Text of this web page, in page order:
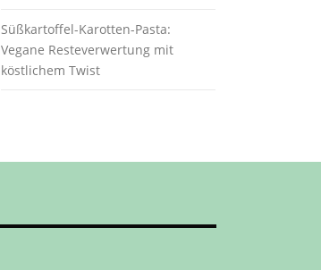
Süßkartoffel-Karotten-Pasta:
Vegane Resteverwertung mit
köstlichem Twist